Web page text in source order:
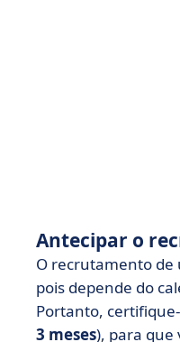
Antecipar o
O recrutamento de
pois depende do
Portanto,
3 meses), para que